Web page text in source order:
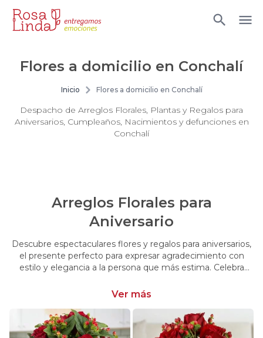
Flores a domicilio en Conchalí
Inicio Flores a domicilio en Conchalí
Despacho de Arreglos Florales, Plantas y Regalos para
Aniversarios, Cumpleaños, Nacimientos y defunciones en
Conchalí
Arreglos Florales para
Aniversario
Descubre espectaculares flores y regalos para aniversarios,
el presente perfecto para expresar agradecimiento con
estilo y elegancia a la persona que más estima. Celebra
significativa.
Ver más